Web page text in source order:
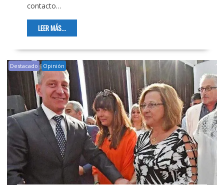
contacto…
LEER MÁS...
Destacado Opinión